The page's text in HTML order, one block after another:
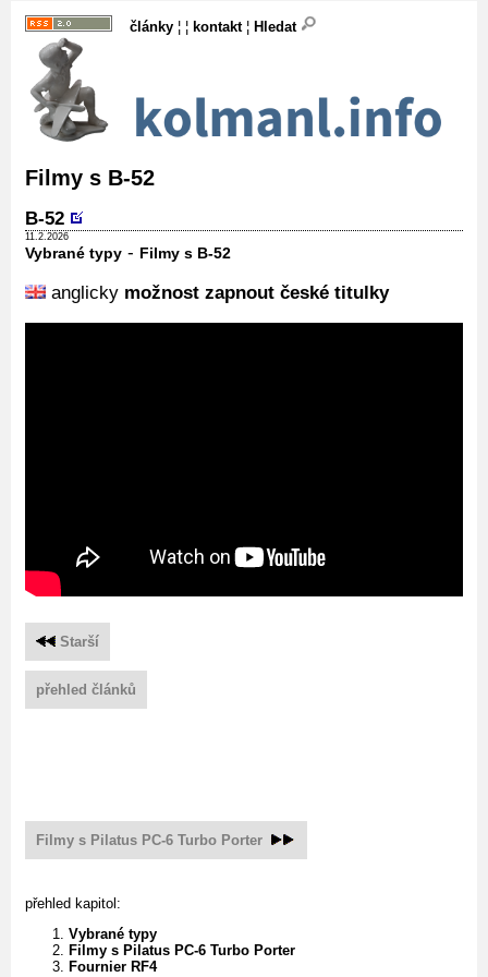
články ¦ ¦ kontakt¦ Hledat
Filmy s B-52
B-52
11.2.2026
Vybrané typy - Filmy s B-52
anglicky možnost zapnout české titulky
Starší
přehled článků
Filmy s Pilatus PC-6 Turbo Porter
přehled kapitol:
Vybrané typy
Filmy s Pilatus PC-6 Turbo Porter
Fournier RF4